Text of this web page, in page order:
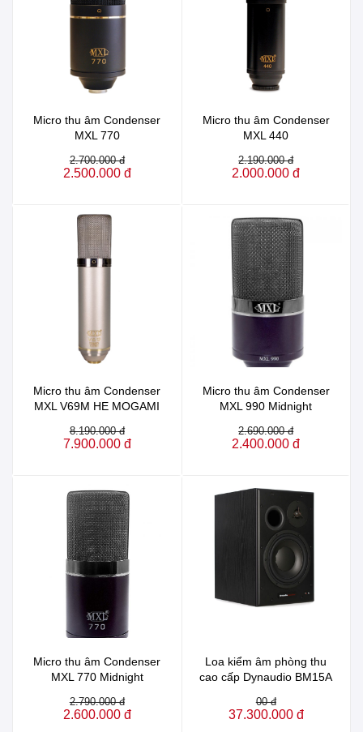
Micro thu âm Condenser
MXL 770
2.700.000 đ
2.500.000 đ
Micro thu âm Condenser
MXL 440
2.190.000 đ
2.000.000 đ
Micro thu âm Condenser
MXL V69M HE MOGAMI
8.190.000 đ
7.900.000 đ
Micro thu âm Condenser
MXL 990 Midnight
2.690.000 đ
2.400.000 đ
Micro thu âm Condenser
MXL 770 Midnight
2.790.000 đ
2.600.000 đ
Loa kiểm âm phòng thu
cao cấp Dynaudio BM15A
00 đ
37.300.000 đ